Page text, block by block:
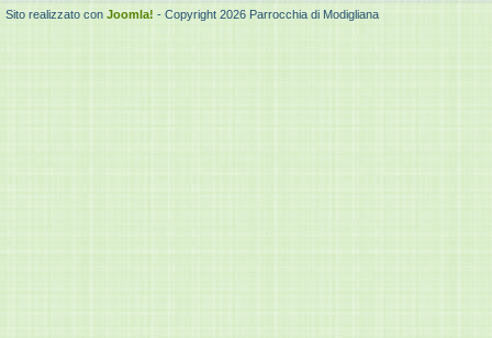
Sito realizzato con Joomla! - Copyright 2026 Parrocchia di Modigliana